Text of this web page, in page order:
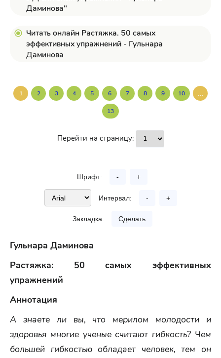
Даминова"
Читать онлайн Растяжка. 50 самых
эффективных упражнений - Гульнара
Даминова
1 2 3 4 5 6 7 8 9 10 ...
13
Перейти на страницу:
Шрифт: - +
Интервал: - +
Закладка: Сделать
Гульнара Даминова
Растяжка: 50 самых эффективных
упражнений
Аннотация
А знаете ли вы, что мерилом молодости и
здоровья многие ученые считают гибкость? Чем
большей гибкостью обладает человек, тем он